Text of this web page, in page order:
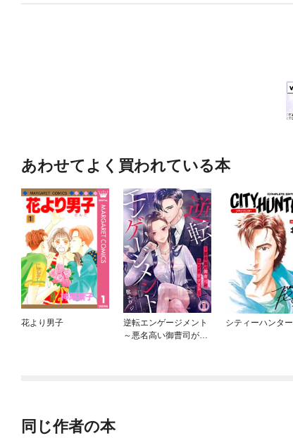
あわせてよく買われている本
花より男子
逆転エンゲージメント
～悪名高い御曹司が私
シティーハンター
同じ作者の本